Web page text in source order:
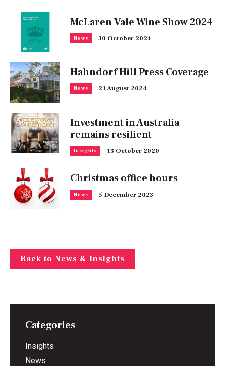
McLaren Vale Wine Show 2024
News 30 October 2024
Hahndorf Hill Press Coverage
News 21 August 2024
Investment in Australia
remains resilient
Insights 13 October 2020
Christmas office hours
News 5 December 2023
Back to News & Insights
Categories
Insights
News